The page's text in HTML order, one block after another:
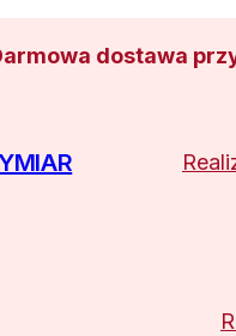
dostawa